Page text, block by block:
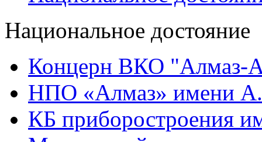
Национальное достояние
Концерн ВКО "Алмаз-
НПО «Алмаз» имени
КБ приборостроения